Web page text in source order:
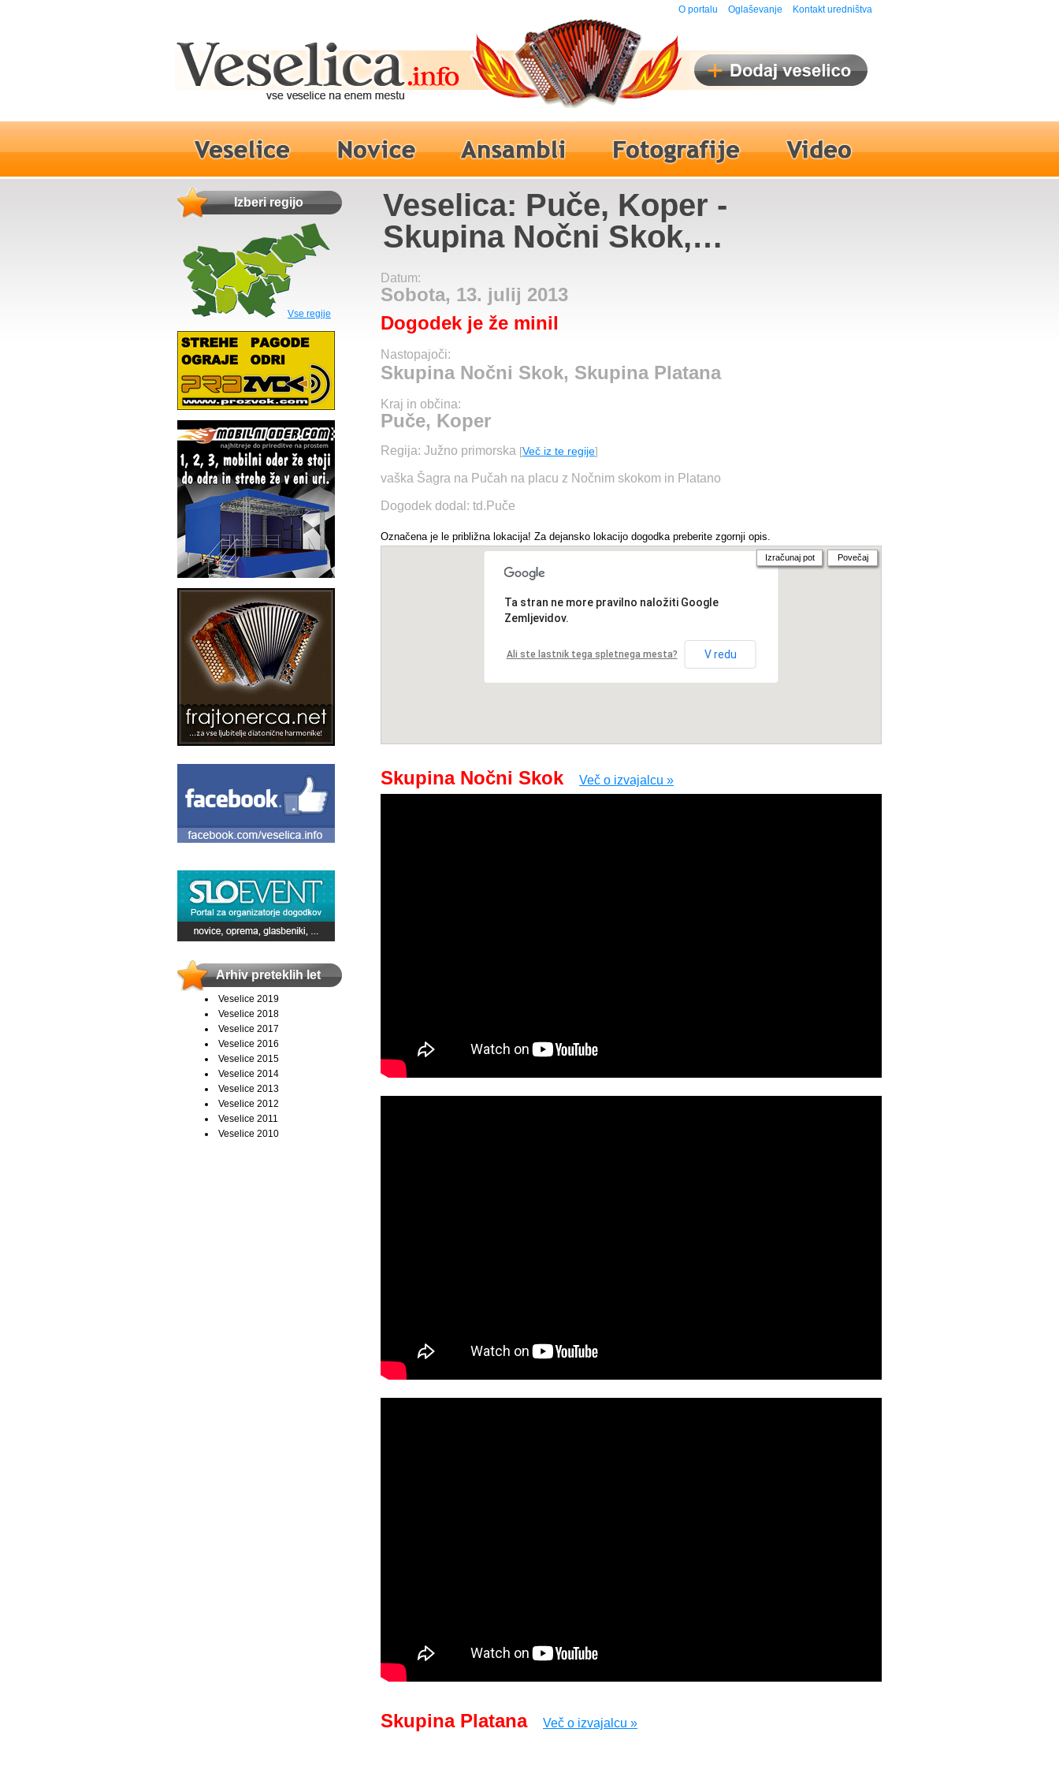
O portalu Oglaševanje Kontakt uredništva
Izberi regijo
Vse regije
Arhiv preteklih let
Veselice 2019
Veselice 2018
Veselice 2017
Veselice 2016
Veselice 2015
Veselice 2014
Veselice 2013
Veselice 2012
Veselice 2011
Veselice 2010
Veselica: Puče, Koper -
Skupina Nočni Skok,
Skupina Platana
Datum:
Sobota, 13. julij 2013
Dogodek je že minil
Nastopajoči:
Skupina Nočni Skok, Skupina Platana
Kraj in občina:
Puče, Koper
Regija: Južno primorska [Več iz te regije]
vaška Šagra na Pučah na placu z Nočnim skokom in Platano
Dogodek dodal: td.Puče
Označena je le približna lokacija! Za dejansko lokacijo dogodka preberite zgornji opis.
Ta stran ne more pravilno naložiti Google
Zemljevidov.
Ali ste lastnik tega spletnega mesta? V redu
Izračunaj pot Povečaj
Skupina Nočni Skok Več o izvajalcu »
Skupina Platana Več o izvajalcu »